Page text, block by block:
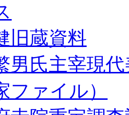
旧蔵資料
男氏主宰現
ファイル）